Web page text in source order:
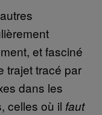
et fasciné
trajet tracé par
dans les
celles où il faut